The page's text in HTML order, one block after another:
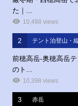
た｜...
10,498 views
2 テント泊登山・
前穂高岳‐奥穂高岳
のト...
10,398 views
3 赤岳